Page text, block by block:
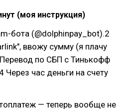
(моя инструкция)
бота (@dolphinpay_bot).2
ввожу сумму (я плачу
по СБП с Тинькофф
Через час деньги на счету
— теперь вообще не